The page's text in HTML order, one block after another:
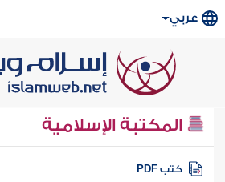
عربي
المكتبة الإسلامية